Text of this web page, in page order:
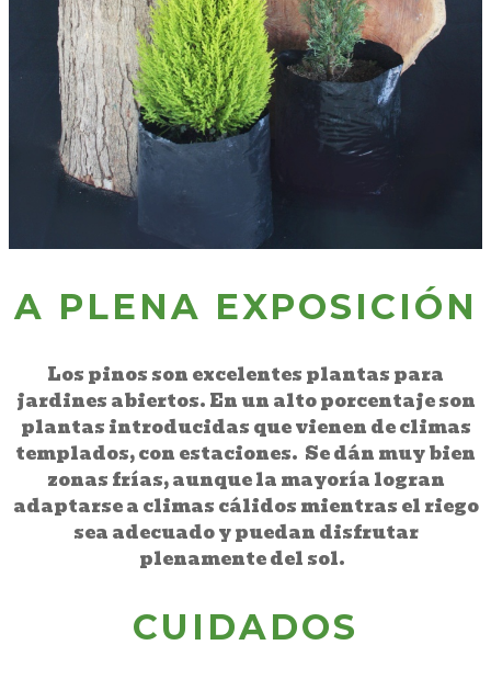
A PLENA EXPOSICIÓN
Los pinos son excelentes plantas para
jardines abiertos. En un alto porcentaje son
plantas introducidas que vienen de climas
templados, con estaciones. Se dán muy bien
zonas frías, aunque la mayoría logran
adaptarse a climas cálidos mientras el riego
sea adecuado y puedan disfrutar
plenamente del sol.
CUIDADOS